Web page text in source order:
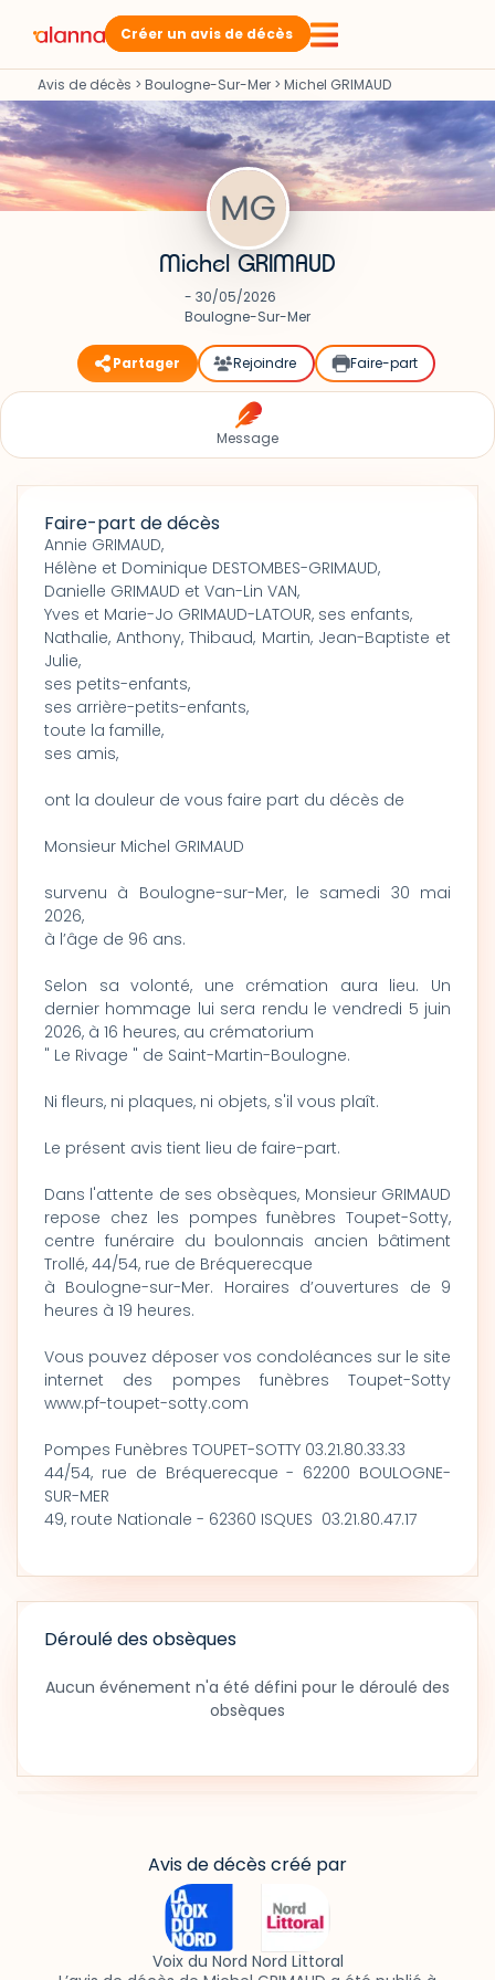
Créer un avis de décès
Avis de décès > Boulogne-Sur-Mer > Michel GRIMAUD
Michel GRIMAUD
- 30/05/2026
Boulogne-Sur-Mer
Partager Rejoindre Faire-part
Message
Faire-part de décès
Annie GRIMAUD,
Hélène et Dominique DESTOMBES-GRIMAUD,
Danielle GRIMAUD et Van-Lin VAN,
Yves et Marie-Jo GRIMAUD-LATOUR, ses enfants,
Nathalie, Anthony, Thibaud, Martin, Jean-Baptiste et
Julie,
ses petits-enfants,
ses arrière-petits-enfants,
toute la famille,
ses amis,
ont la douleur de vous faire part du décès de
Monsieur Michel GRIMAUD
survenu à Boulogne-sur-Mer, le samedi 30 mai
2026,
à l’âge de 96 ans.
Selon sa volonté, une crémation aura lieu. Un
dernier hommage lui sera rendu le vendredi 5 juin
2026, à 16 heures, au crématorium
" Le Rivage " de Saint-Martin-Boulogne.
Ni fleurs, ni plaques, ni objets, s'il vous plaît.
Le présent avis tient lieu de faire-part.
Dans l'attente de ses obsèques, Monsieur GRIMAUD
repose chez les pompes funèbres Toupet-Sotty,
centre funéraire du boulonnais ancien bâtiment
Trollé, 44/54, rue de Bréquerecque
à Boulogne-sur-Mer. Horaires d’ouvertures de 9
heures à 19 heures.
Vous pouvez déposer vos condoléances sur le site
internet des pompes funèbres Toupet-Sotty
www.pf-toupet-sotty.com
Pompes Funèbres TOUPET-SOTTY 03.21.80.33.33
44/54, rue de Bréquerecque - 62200 BOULOGNE-
SUR-MER
49, route Nationale - 62360 ISQUES 03.21.80.47.17
Déroulé des obsèques
Aucun événement n'a été défini pour le déroulé des
obsèques
Avis de décès créé par
Voix du Nord Nord Littoral